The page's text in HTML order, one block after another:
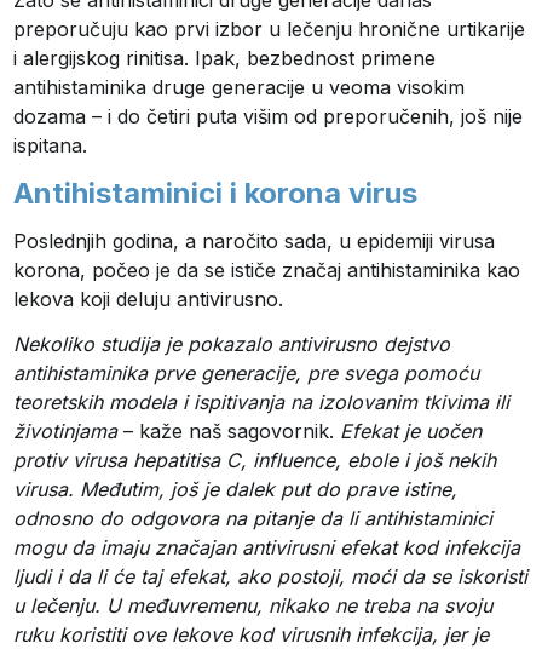
preporučuju kao prvi izbor u lečenju hronične urtikarije
i alergijskog rinitisa. Ipak, bezbednost primene
antihistaminika druge generacije u veoma visokim
dozama – i do četiri puta višim od preporučenih, još nije
ispitana.
Antihistaminici i korona virus
Poslednjih godina, a naročito sada, u epidemiji virusa
korona, počeo je da se ističe značaj antihistaminika kao
lekova koji deluju antivirusno.
Nekoliko studija je pokazalo antivirusno dejstvo
antihistaminika prve generacije, pre svega pomoću
teoretskih modela i ispitivanja na izolovanim tkivima ili
životinjama– kaže naš sagovornik. Efekat je uočen
protiv virusa hepatitisa C, influence, ebole i još nekih
virusa. Međutim, još je dalek put do prave istine,
odnosno do odgovora na pitanje da li antihistaminici
mogu da imaju značajan antivirusni efekat kod infekcija
ljudi i da li će taj efekat, ako postoji, moći da se iskoristi
u lečenju. U međuvremenu, nikako ne treba na svoju
ruku koristiti ove lekove kod virusnih infekcija, jer je